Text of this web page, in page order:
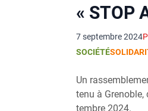
« STOP
7 septembre 2024
SOCIÉTÉ
Un
tenu à
tembre 2024.